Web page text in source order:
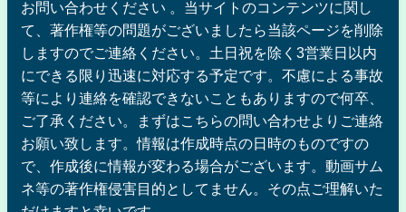
お問い合わせください 。当サイトのコンテンツに関し
て、著作権等の問題がございましたら当該ページを削除
しますのでご連絡ください。土日祝を除く3営業日以内
にできる限り迅速に対応する予定です。不慮による事故
等により連絡を確認できないこともありますので何卒、
ご了承ください。まずはこちらの問い合わせよりご連絡
お願い致します。情報は作成時点の日時のものですの
で、作成後に情報が変わる場合がございます。動画サム
ネ等の著作権侵害目的としてません。その点ご理解いた